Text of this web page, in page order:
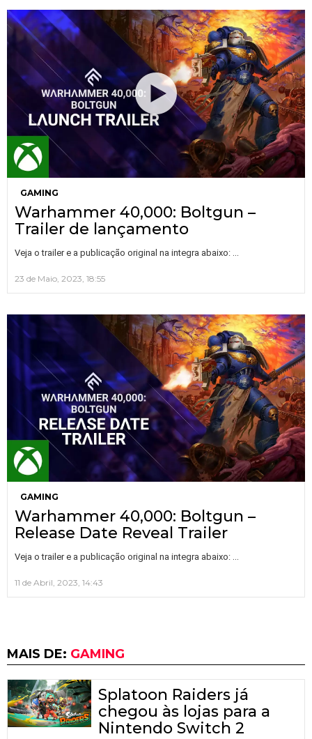
GAMING
Warhammer 40,000: Boltgun –
Trailer de lançamento
Veja o trailer e a publicação original na integra abaixo:
23 de Maio, 2023, 18:55
GAMING
Warhammer 40,000: Boltgun –
Release Date Reveal Trailer
Veja o trailer e a publicação original na integra abaixo: …
11 de Abril, 2023, 14:43
MAIS DE: GAMING
Splatoon Raiders já
chegou às lojas para a
Nintendo Switch 2